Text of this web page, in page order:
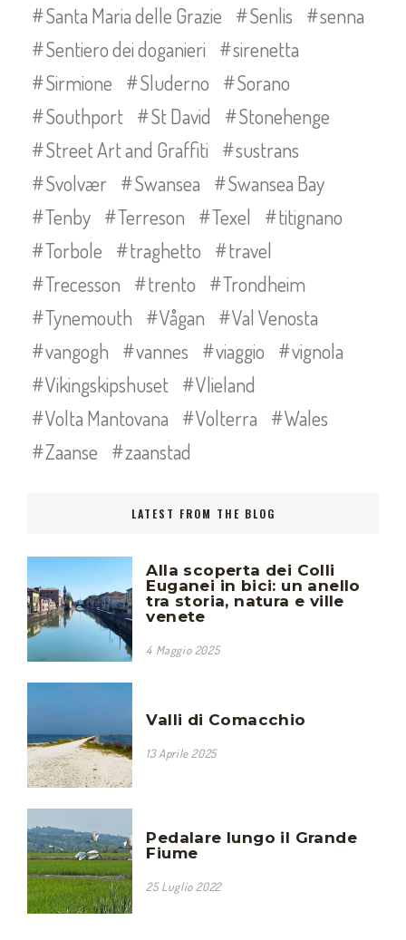
Santa Maria delle Grazie
Senlis
senna
Sentiero dei doganieri
sirenetta
Sirmione
Sluderno
Sorano
Southport
St David
Stonehenge
Street Art and Graffiti
sustrans
Svolvær
Swansea
Swansea Bay
Tenby
Terreson Texel
titignano
Torbole
traghetto
travel
Trecesson
trento
Trondheim
Tynemouth
Vågan
Val Venosta
vangogh
vannes viaggio
vignola
Vikingskipshuset
Vlieland
Volta Mantovana
Volterra
Wales
Zaanse
zaanstad
LATEST FROM THE BLOG
Alla scoperta dei Colli
Euganei in bici: un anello
tra storia, natura e ville
venete
4 Maggio 2025
Valli di Comacchio
13 Aprile 2025
Pedalare lungo il Grande
Fiume
25 Luglio 2022